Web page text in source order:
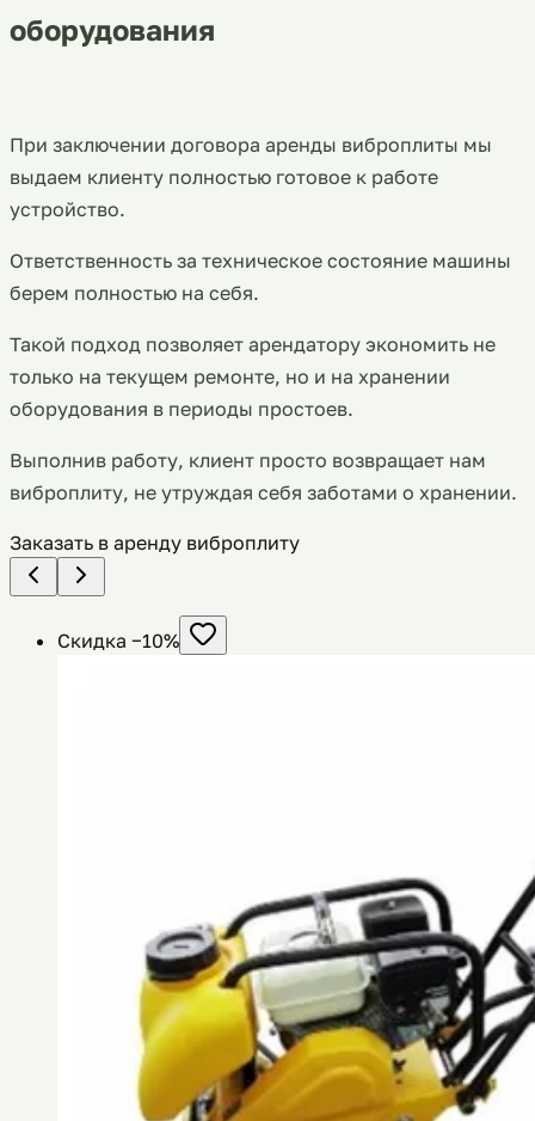
оборудования
При заключении договора аренды виброплиты мы
выдаем клиенту полностью готовое к работе
устройство.
Ответственность за техническое состояние машины
берем полностью на себя.
Такой подход позволяет арендатору экономить не
только на текущем ремонте, но и на хранении
оборудования в периоды простоев.
Выполнив работу, клиент просто возвращает нам
виброплиту, не утруждая себя заботами о хранении.
Заказать в аренду виброплиту
Скидка −10%